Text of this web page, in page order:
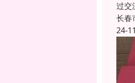
过交
长春
24-